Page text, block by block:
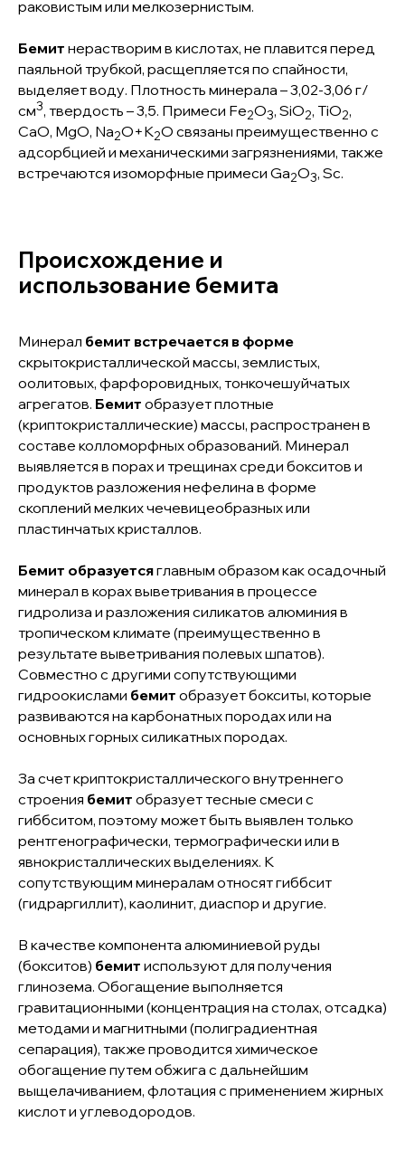
раковистым или мелкозернистым.
Бемит нерастворим в кислотах, не плавится перед
паяльной трубкой, расщепляется по спайности,
выделяет воду. Плотность минерала – 3,02-3,06 г/
см3, твердость – 3,5. Примеси Fe2O3, SiO2, TiO2,
CaO, MgO, Na2O+K2O связаны преимущественно с
адсорбцией и механическими загрязнениями, также
встречаются изоморфные примеси Ga2O3, Sc.
Происхождение и
использование бемита
Минерал бемит встречается в форме
скрытокристаллической массы, землистых,
оолитовых, фарфоровидных, тонкочешуйчатых
агрегатов. Бемит образует плотные
(криптокристаллические) массы, распространен в
составе колломорфных образований. Минерал
выявляется в порах и трещинах среди бокситов и
продуктов разложения нефелина в форме
скоплений мелких чечевицеобразных или
пластинчатых кристаллов.
Бемит образуетсяглавным образом как осадочный
минерал в корах выветривания в процессе
гидролиза и разложения силикатов алюминия в
тропическом климате (преимущественно в
результате выветривания полевых шпатов).
Совместно с другими сопутствующими
гидроокислами бемит образует бокситы, которые
развиваются на карбонатных породах или на
основных горных силикатных породах.
За счет криптокристаллического внутреннего
строения бемит образует тесные смеси с
гиббситом, поэтому может быть выявлен только
рентгенографически, термографически или в
явнокристаллических выделениях. К
сопутствующим минералам относят гиббсит
(гидраргиллит), каолинит, диаспор и другие.
В качестве компонента алюминиевой руды
(бокситов) бемит используют для получения
глинозема. Обогащение выполняется
гравитационными (концентрация на столах, отсадка)
методами и магнитными (полиградиентная
сепарация), также проводится химическое
обогащение путем обжига с дальнейшим
выщелачиванием, флотация с применением жирных
кислот и углеводородов.
INFO@MICROINTECH.RU
+7 (343) 939-99-11
©Микроинтек — производство спецсортов
оксида и гидроксида алюминия, 2026
О компании
Политика конфиденциальности
454081, г. Челябинск, ул. Героев
Танкограда, 71п
Документы и сертификаты
Политика в области качества
Новости